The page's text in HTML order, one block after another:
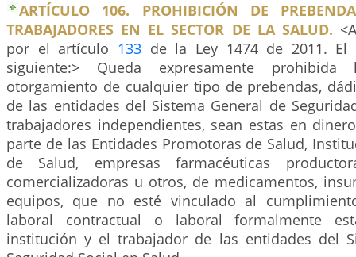
ARTÍCULO 106. PROHIBICIÓN DE
TRABAJADORES EN EL SECTOR DE LA SALUD.
por el artículo 133de la Ley 1474 de 2011. El
siguiente:> Queda expresamente
otorgamiento de cualquier tipo de prebendas,
de las entidades del Sistema General de
trabajadores independientes, sean estas en
parte de las Entidades Promotoras de Salud,
de Salud, empresas farmacéuticas
comercializadoras u otros, de medicamentos,
equipos, que no esté vinculado al
laboral contractual o laboral formalmente
institución y el trabajador de las entidades del